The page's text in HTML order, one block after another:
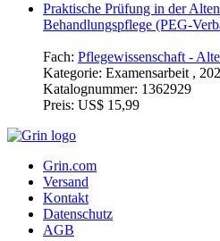
Praktische Prüfung in der
Behandlungspflege (PEG-
Fach: Pflegewissenschaft -
Kategorie: Examensarbeit ,
Katalognummer: 1362929
Preis: US$ 15,99
Grin.com
Versand
Kontakt
Datenschutz
AGB